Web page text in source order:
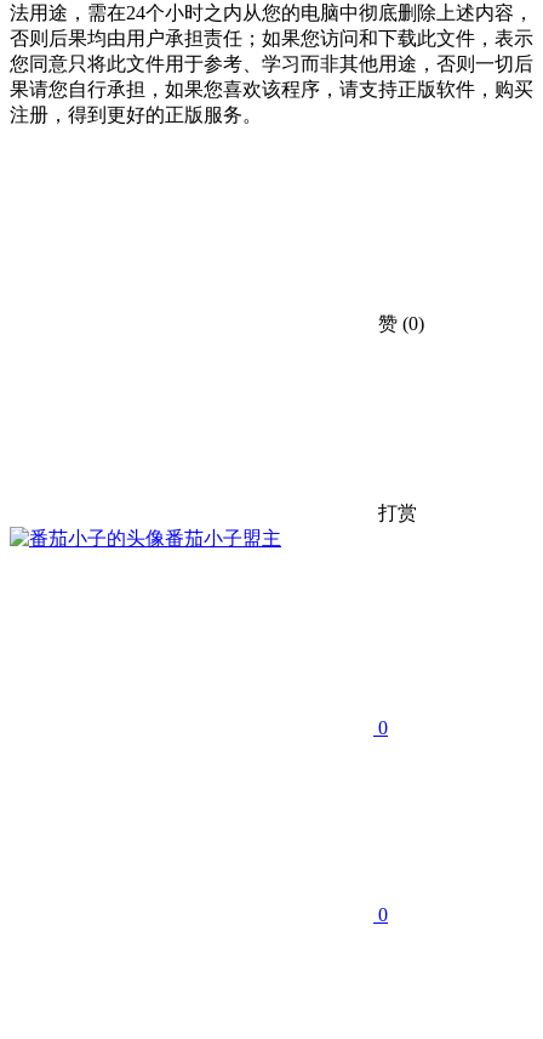
法用途，需在24个小时之内从您的电脑中彻底删除上述内容，
否则后果均由用户承担责任；如果您访问和下载此文件，表示
您同意只将此文件用于参考、学习而非其他用途，否则一切后
果请您自行承担，如果您喜欢该程序，请支持正版软件，购买
注册，得到更好的正版服务。
赞 (0)
打赏
番茄小子盟主
0
0